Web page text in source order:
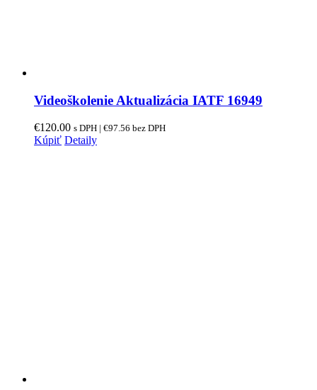
Videoškolenie Aktualizácia IATF 16949
€120.00 s DPH | €97.56 bez DPH
Kúpiť Detaily